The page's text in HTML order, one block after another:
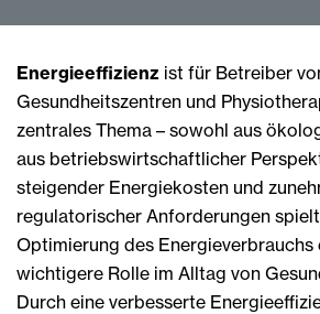
Energieeffizienz ist für Betreiber
Gesundheitszentren und
zentrales Thema – sowohl aus
aus betriebswirtschaftlicher
steigender Energiekosten und
regulatorischer Anforderungen
Optimierung des Energieverbrauchs
wichtigere Rolle im Alltag von
Durch eine verbesserte